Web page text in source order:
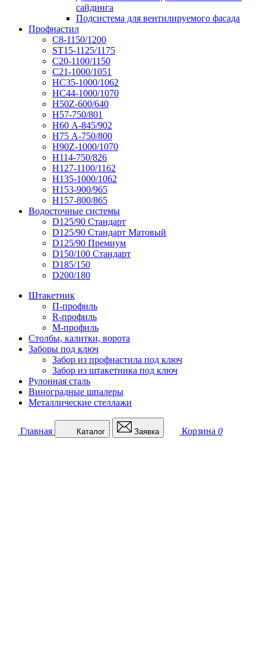
сайдинга
Подсистема для вентилируемого фасада
Профнастил
С8-1150/1200
ST15-1125/1175
С20-1100/1150
С21-1000/1051
НС35-1000/1062
НС44-1000/1070
Н50Z-600/640
Н57-750/801
Н60 А-845/902
Н75 А-750/800
Н90Z-1000/1070
Н114-750/826
Н127-1100/1162
Н135-1000/1062
Н153-900/965
Н157-800/865
Водосточные системы
D125/90 Стандарт
D125/90 Стандарт Матовый
D125/90 Премиум
D150/100 Стандарт
D185/150
D200/180
Штакетник
П-профиль
R-профиль
М-профиль
Столбы, калитки, ворота
Заборы под ключ
Забор из профнастила под ключ
Забор из штакетника под ключ
Рулонная сталь
Виноградные шпалеры
Металлические стеллажи
Главная Каталог Заявка Корзина 0